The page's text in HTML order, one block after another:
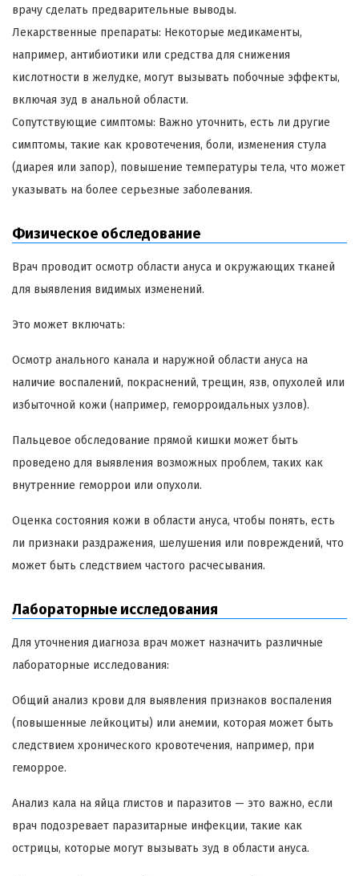
врачу сделать предварительные выводы.
Лекарственные препараты: Некоторые медикаменты,
например, антибиотики или средства для снижения
кислотности в желудке, могут вызывать побочные эффекты,
включая зуд в анальной области.
Сопутствующие симптомы: Важно уточнить, есть ли другие
симптомы, такие как кровотечения, боли, изменения стула
(диарея или запор), повышение температуры тела, что может
указывать на более серьезные заболевания.
Физическое обследование
Врач проводит осмотр области ануса и окружающих тканей
для выявления видимых изменений.
Это может включать:
Осмотр анального канала и наружной области ануса на
наличие воспалений, покраснений, трещин, язв, опухолей или
избыточной кожи (например, геморроидальных узлов).
Пальцевое обследование прямой кишки может быть
проведено для выявления возможных проблем, таких как
внутренние геморрои или опухоли.
Оценка состояния кожи в области ануса, чтобы понять, есть
ли признаки раздражения, шелушения или повреждений, что
может быть следствием частого расчесывания.
Лабораторные исследования
Для уточнения диагноза врач может назначить различные
лабораторные исследования:
Общий анализ крови для выявления признаков воспаления
(повышенные лейкоциты) или анемии, которая может быть
следствием хронического кровотечения, например, при
геморрое.
Анализ кала на яйца глистов и паразитов — это важно, если
врач подозревает паразитарные инфекции, такие как
острицы, которые могут вызывать зуд в области ануса.